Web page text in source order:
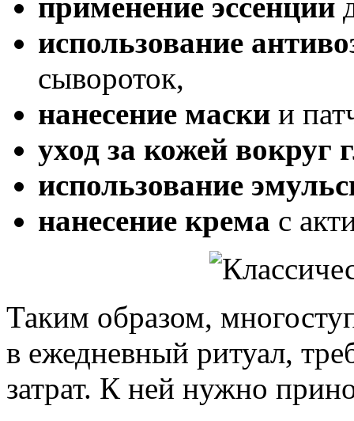
использование
сывороток,
нанесение маски и
уход за кожей вокруг
использование
нанесение крема с
Таким образом,
в ежедневный ритуал,
затрат. К ней нужно